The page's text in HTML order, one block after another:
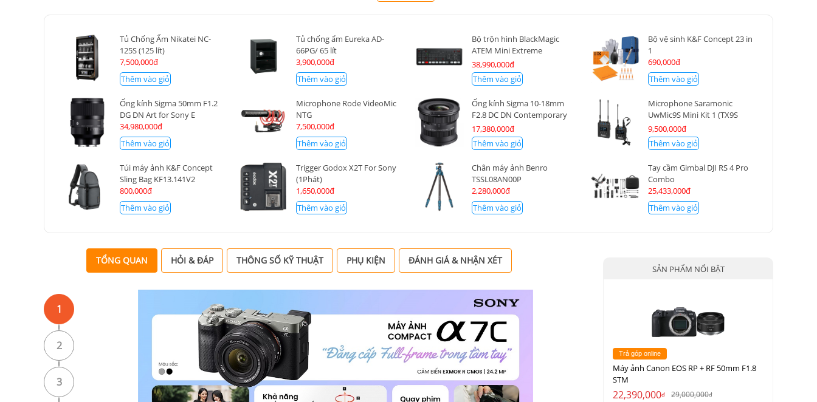
Tủ Chống Ẩm Nikatei NC-
125S (125 lít)
7,500,000đ
Thêm vào giỏ
Tủ chống ẩm Eureka AD-
66PG/ 65 lít
3,900,000đ
Thêm vào giỏ
Bộ trộn hình BlackMagic
ATEM Mini Extreme
(SWATEMMINICEXT)
38,990,000đ
Thêm vào giỏ
Bộ vệ sinh K&F Concept 23 in
1
690,000đ
Thêm vào giỏ
Ống kính Sigma 50mm F1.2
DG DN Art for Sony E
34,980,000đ
Thêm vào giỏ
Microphone Rode VideoMic
NTG
7,500,000đ
Thêm vào giỏ
Ống kính Sigma 10-18mm
F2.8 DC DN Contemporary
for Sony E
17,380,000đ
Thêm vào giỏ
Microphone Saramonic
UwMic9S Mini Kit 1 (TX9S
Mini + RX9S Mini)
9,500,000đ
Thêm vào giỏ
Túi máy ảnh K&F Concept
Sling Bag KF13.141V2
800,000đ
Thêm vào giỏ
Trigger Godox X2T For Sony
(1Phát)
1,650,000đ
Thêm vào giỏ
Chân máy ảnh Benro
TSSL08AN00P
2,280,000đ
Thêm vào giỏ
Tay cầm Gimbal DJI RS 4 Pro
Combo
25,433,000đ
Thêm vào giỏ
1
2
3
TỔNG QUAN HỎI & ĐÁP THÔNG SỐ KỸ THUẬT PHỤ KIỆN ĐÁNH GIÁ & NHẬN XÉT
SẢN PHẨM NỔI BẬT
Trả góp online
Máy ảnh Canon EOS RP + RF 50mm F1.8
STM
22,390,000đ 29,000,000đ